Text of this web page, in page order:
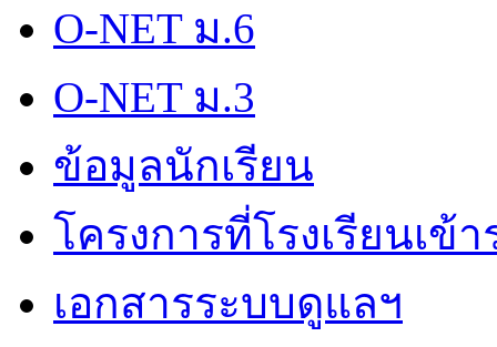
O-NET ม.6
O-NET ม.3
ข้อมูลนักเรียน
โครงการที่โรงเรียนเข้
เอกสารระบบดูแลฯ